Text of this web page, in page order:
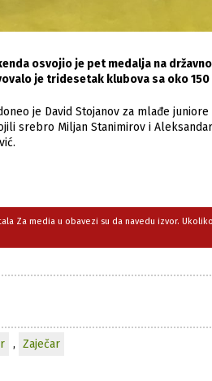
osvojio je pet medalja na
je tridesetak klubova sa oko
je David Stojanov za mlađe
srebro Miljan Stanimirov i
Za media u obavezi su da navedu izvor.
, Zaječar